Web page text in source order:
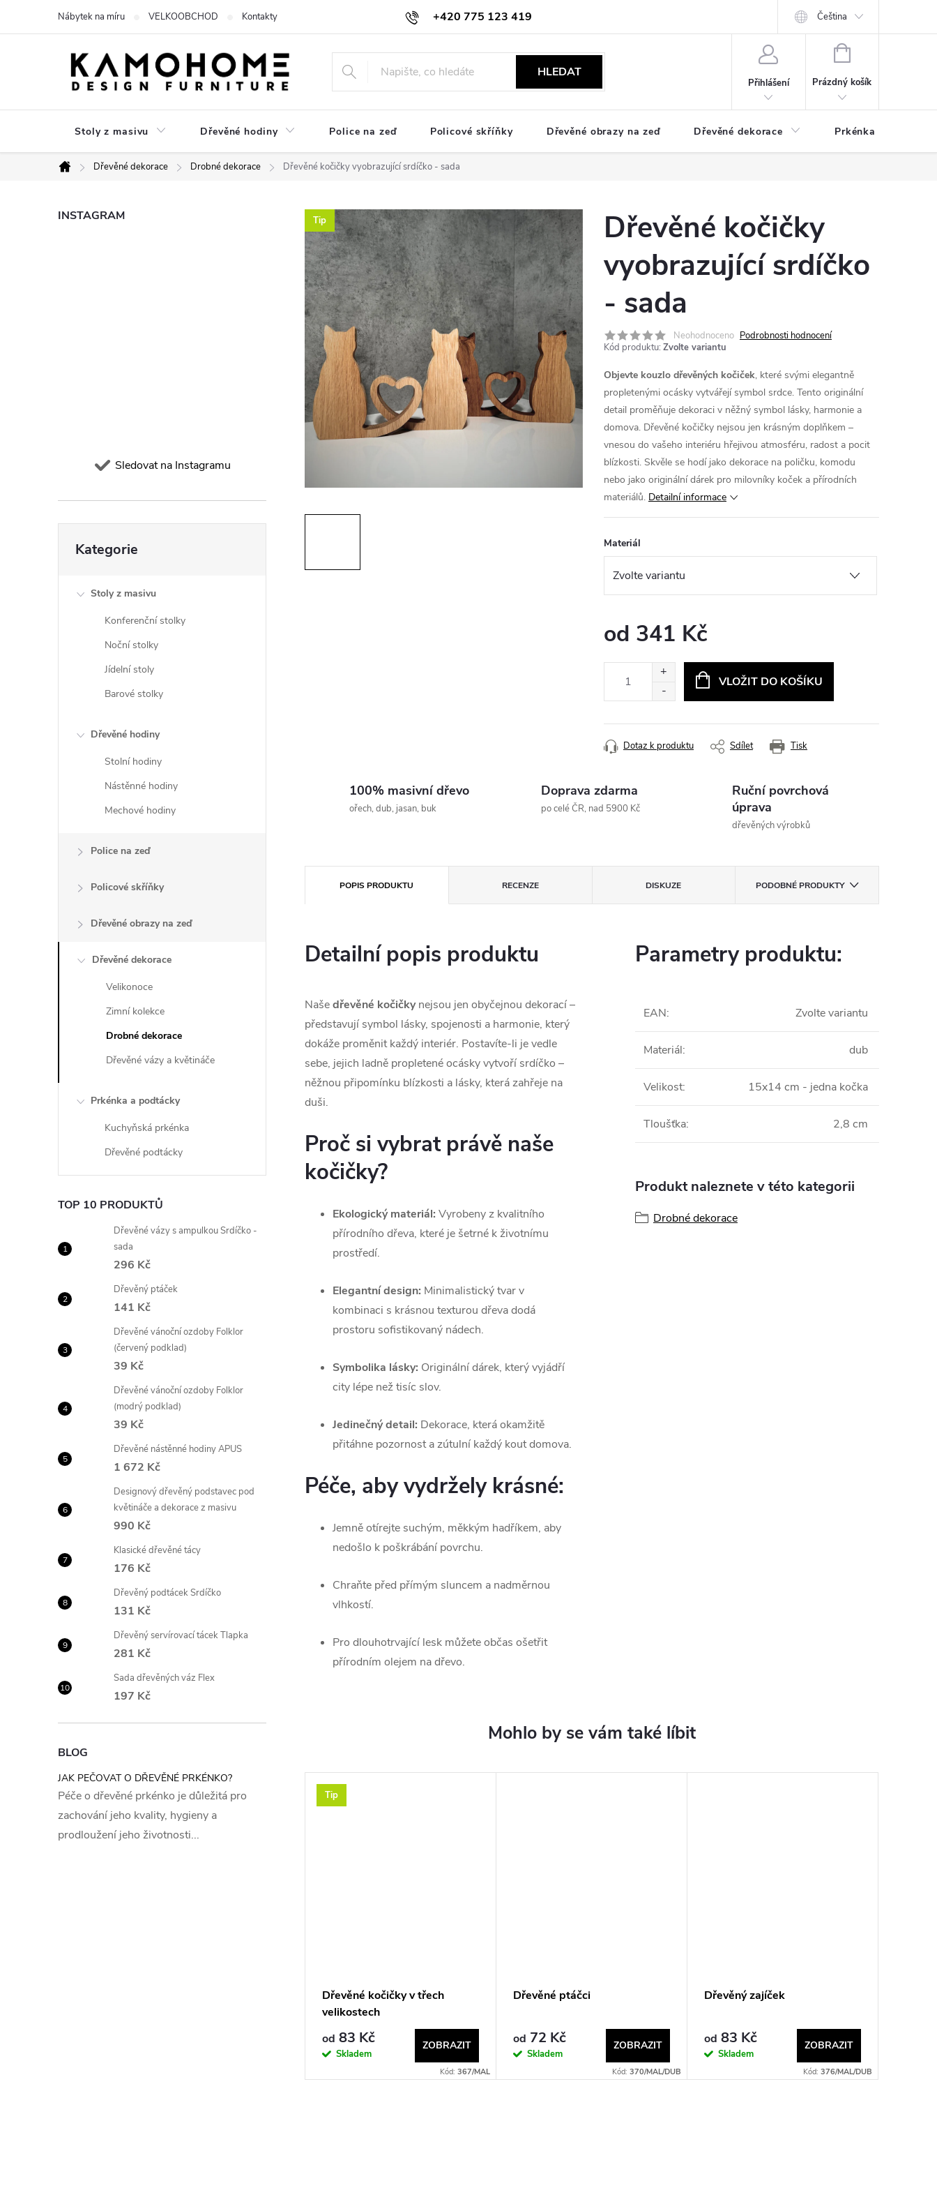
+420 775 123 419
info@kamohome.com
Nábytek na míru VELKOOBCHOD Kontakty Čeština
HLEDAT
Přihlášení
NÁKUPNÍ
Prázdný košík
Stoly z masivu Dřevěné hodiny Police na zeď Policové skříňky Dřevěné obrazy na zeď Dřevěné dekorace Prkénka a podtácky
Domů
Dřevěné dekorace Drobné dekorace Dřevěné kočičky vyobrazující srdíčko - sada
P
í
INSTAGRAM
Sledovat na Instagramu
kategorie
Kategorie
Stoly z masivu
Konferenční stolky
Noční stolky
Jídelní stoly
Barové stolky
Dřevěné hodiny
Stolní hodiny
Nástěnné hodiny
Mechové hodiny
Police na zeď
Policové skříňky
Dřevěné obrazy na zeď
Dřevěné dekorace
Velikonoce
Zimní kolekce
Drobné dekorace
Dřevěné vázy a květináče
Prkénka a podtácky
Kuchyňská prkénka
Dřevěné podtácky
TOP 10 PRODUKTŮ
Dřevěné vázy s ampulkou Srdíčko -
sada
296 Kč
Dřevěný ptáček
141 Kč
Dřevěné vánoční ozdoby Folklor
(červený podklad)
39 Kč
Dřevěné vánoční ozdoby Folklor
(modrý podklad)
39 Kč
Dřevěné nástěnné hodiny APUS
1 672 Kč
Designový dřevěný podstavec pod
květináče a dekorace z masivu
990 Kč
Klasické dřevěné tácy
176 Kč
Dřevěný podtácek Srdíčko
131 Kč
Dřevěný servírovací tácek Tlapka
281 Kč
Sada dřevěných váz Flex
197 Kč
BLOG
JAK PEČOVAT O DŘEVĚNÉ PRKÉNKO?
Péče o dřevěné prkénko je důležitá pro
zachování jeho kvality, hygieny a
prodloužení jeho životnosti...
Tip
Dřevěné kočičky
vyobrazující srdíčko
- sada
Neohodnoceno Podrobnosti hodnocení
Kód produktu: Zvolte variantu
Objevte kouzlo dřevěných kočiček, které svými elegantně
propletenými ocásky vytvářejí symbol srdce. Tento originální
detail proměňuje dekoraci v něžný symbol lásky, harmonie a
domova. Dřevěné kočičky nejsou jen krásným doplňkem –
vnesou do vašeho interiéru hřejivou atmosféru, radost a pocit
blízkosti. Skvěle se hodí jako dekorace na poličku, komodu
nebo jako originální dárek pro milovníky koček a přírodních
materiálů. Detailní informace
Materiál
od 341 Kč
VLOŽIT DO KOŠÍKU
Tisk
Dotaz k produktu Sdílet
100% masivní dřevo
ořech, dub, jasan, buk
Doprava zdarma
po celé ČR, nad 5900 Kč
Ruční povrchová
úprava
dřevěných výrobků
POPIS PRODUKTU RECENZE DISKUZE PODOBNÉ PRODUKTY
Detailní popis produktu
Našedřevěné kočičkynejsou jen obyčejnou dekorací –
představují symbol lásky, spojenosti a harmonie, který
dokáže proměnit každý interiér. Postavíte-li je vedle
sebe, jejich ladně propletené ocásky vytvoří srdíčko –
něžnou připomínku blízkosti a lásky, která zahřeje na
duši.
Proč si vybrat právě naše
kočičky?
Ekologický materiál: Vyrobeny z kvalitního
přírodního dřeva, které je šetrné k životnímu
prostředí.
Elegantní design: Minimalistický tvar v
kombinaci s krásnou texturou dřeva dodá
prostoru sofistikovaný nádech.
Symbolika lásky: Originální dárek, který vyjádří
city lépe než tisíc slov.
Jedinečný detail: Dekorace, která okamžitě
přitáhne pozornost a zútulní každý kout domova.
Péče, aby vydržely krásné:
Jemně otírejte suchým, měkkým hadříkem, aby
nedošlo k poškrábání povrchu.
Chraňte před přímým sluncem a nadměrnou
vlhkostí.
Pro dlouhotrvající lesk můžete občas ošetřit
přírodním olejem na dřevo.
Parametry produktu:
EAN: Zvolte variantu
Materiál: dub
Velikost: 15x14 cm - jedna kočka
Tloušťka: 2,8 cm
Produkt naleznete v této kategorii
Drobné dekorace
Tip
Dřevěné kočičky v třech
velikostech
od 83 Kč
Skladem
ZOBRAZIT
Kód: 367/MAL
Dřevěné ptáčci
od 72 Kč
Skladem
ZOBRAZIT
Kód: 370/MAL/DUB
Dřevěný zajíček
od 83 Kč
Skladem
ZOBRAZIT
Kód: 376/MAL/DUB